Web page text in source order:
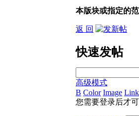
本版块或指定的
返 回
快速发帖
高级模式
B Color Image Link
您需要登录后才